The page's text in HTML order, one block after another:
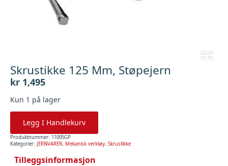
Skrustikke 125 Mm, Støpejern
kr 1,495
Kun 1 på lager
Legg I Handlekurv
Produktnummer: 11005GP
Kategorier: JERNVARER, Mekanisk verktøy, Skrustikke
Tilleggsinformasjon